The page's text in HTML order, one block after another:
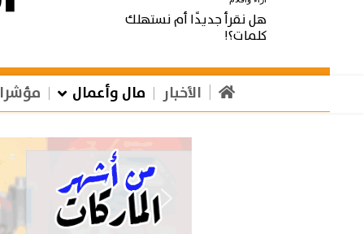
هل نقرأ جديدًا أم نستهلك
كلمات؟!
الأخبار مال وأعمال